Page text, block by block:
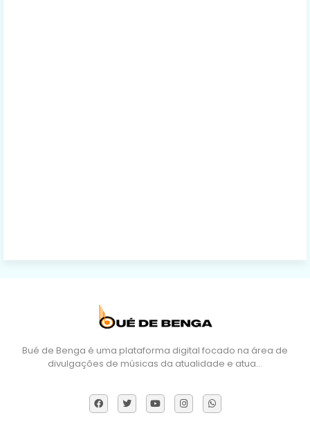
Bué de Benga é uma plataforma digital focado na área de
divulgações de músicas da atualidade e atua…